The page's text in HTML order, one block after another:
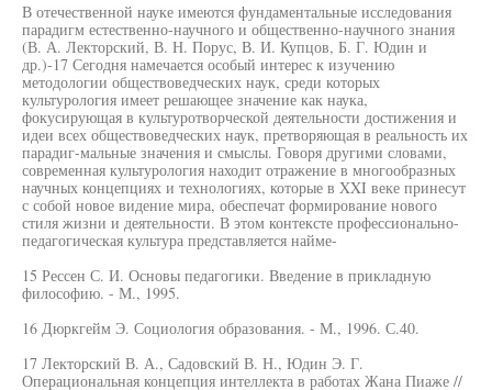
В отечественной науке имеются фундаментальные исследования
парадигм естественно-научного и общественно-научного знания
(В. А. Лекторский, В. Н. Порус, В. И. Купцов, Б. Г. Юдин и
др.)-17 Сегодня намечается особый интерес к изучению
методологии обществоведческих наук, среди которых
культурология имеет решающее значение как наука,
фокусирующая в культуротворческой деятельности достижения и
идеи всех обществоведческих наук, претворяющая в реальность их
парадиг-мальные значения и смыслы. Говоря другими словами,
современная культурология находит отражение в многообразных
научных концепциях и технологиях, которые в XXI веке принесут
с собой новое видение мира, обеспечат формирование нового
стиля жизни и деятельности. В этом контексте профессионально-
педагогическая культура представляется найме-
15 Рессен С. И. Основы педагогики. Введение в прикладную
философию. - М., 1995.
16 Дюркгейм Э. Социология образования. - М., 1996. С.40.
17 Лекторский В. А., Садовский В. Н., Юдин Э. Г.
Операциональная концепция интеллекта в работах Жана Пиаже //